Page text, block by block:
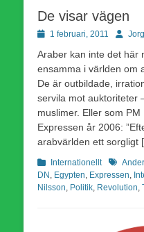
De visar vägen
Publicerad
1 februari, 2011
Araber kan inte det här
ensamma i världen om
De är outbildade,
servila mot auktoriteter
muslimer. Eller som
Expressen år 2006:
arabvärlden ett sorgligt
Kategorier
Internationellt Etiketter
DN Egypten Expressen
Nilsson Politik Revolution